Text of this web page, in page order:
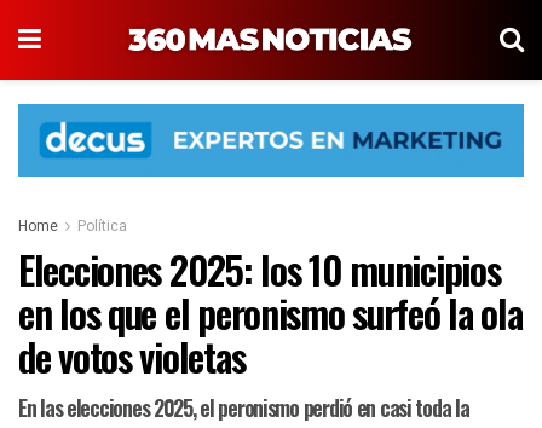
Home Política
Elecciones 2025: los 10 municipios
en los que el peronismo surfeó la ola
de votos violetas
En las elecciones 2025, el peronismo perdió en casi toda la